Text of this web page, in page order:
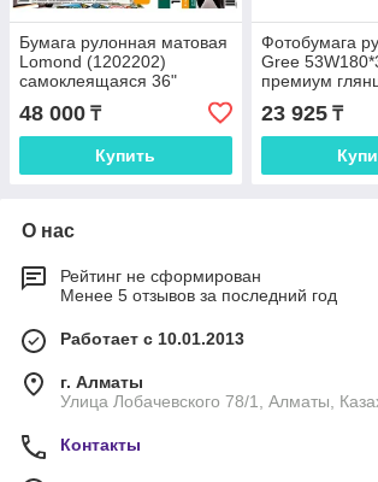
Бумага рулонная матовая
Lomond (1202202)
самоклеящаяся 36"
(914мм*20м*50мм) 90 г/
м2
48 000 ₸
Купить
Фотобумага
Gree
премиум
м2
23 925₸
О нас
Рейтинг не сформирован
Менее 5 отзывов за последний год
Работает с 10.01.2013
г. Алматы
Улица Лобачевского 78/1, Алматы,
Контакты